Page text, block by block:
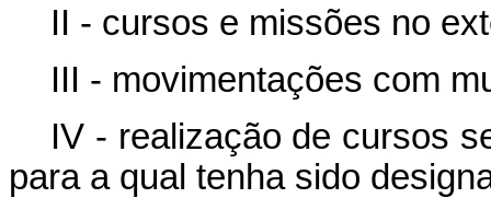
II - cursos e missões no
III - movimentações com
IV - realização de cursos
para a qual tenha sido